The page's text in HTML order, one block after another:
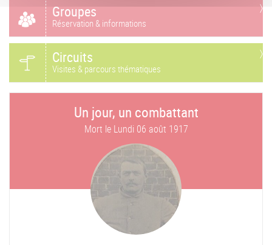
Groupes
Réservation & informations
Circuits
Visites & parcours thématiques
Un jour, un combattant
Mort le Lundi 06 août 1917